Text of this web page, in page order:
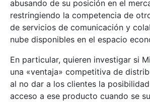
abusando de su posición en el
restringiendo la competencia de
de servicios de comunicación y
nube disponibles en el espacio
En particular, quieren investigar si
una «ventaja» competitiva de
al no dar a los clientes la
acceso a ese producto cuando se